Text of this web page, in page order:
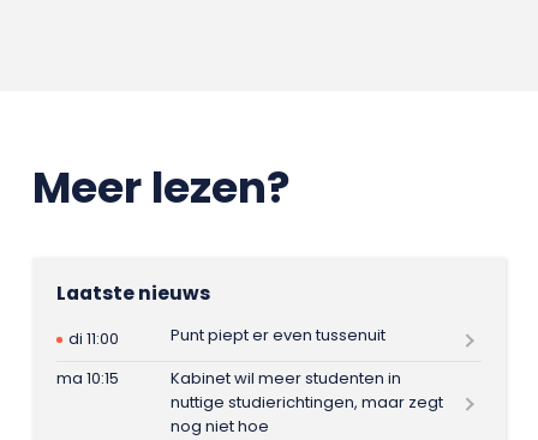
Meer lezen?
Laatste nieuws
di 11:00
Punt piept er even tussenuit
ma 10:15
Kabinet wil meer studenten in
nuttige studierichtingen, maar zegt
nog niet hoe